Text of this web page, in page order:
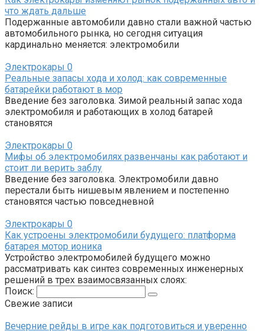
что ждать дальше
Подержанные автомобили давно стали важной частью
автомобильного рынка, но сегодня ситуация
кардинально меняется: электромобили
Электрокары 0
Реальные запасы хода и холод: как современные
батарейки работают в мор
Введение без заголовка. Зимой реальный запас хода
электромобиля и работающих в холод батарей
становятся
Электрокары 0
Мифы об электромобилях развенчаны как работают и
стоит ли верить заблу
Введение без заголовка. Электромобили давно
перестали быть нишевым явлением и постепенно
становятся частью повседневной
Электрокары 0
Как устроены электромобили будущего: платформа
батарея мотор ионика
Устройство электромобилей будущего можно
рассматривать как синтез современных инженерных
решений в трех взаимосвязанных слоях:
Поиск:
Свежие записи
Вечерние рейды в игре как подготовиться и уверенно